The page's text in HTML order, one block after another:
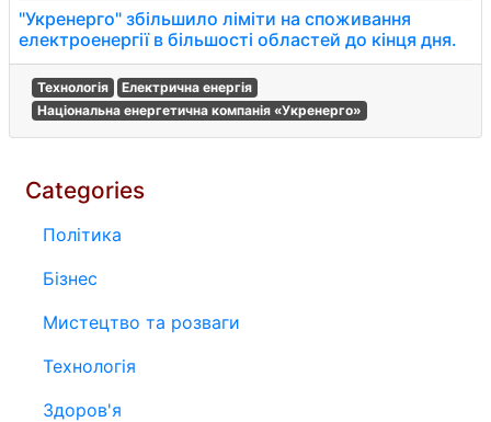
"Укренерго" збільшило ліміти на споживання
електроенергії в більшості областей до кінця дня.
Технологія
Електрична енергія
Національна енергетична компанія «Укренерго»
Categories
Політика
Бізнес
Мистецтво та розваги
Технологія
Здоров'я